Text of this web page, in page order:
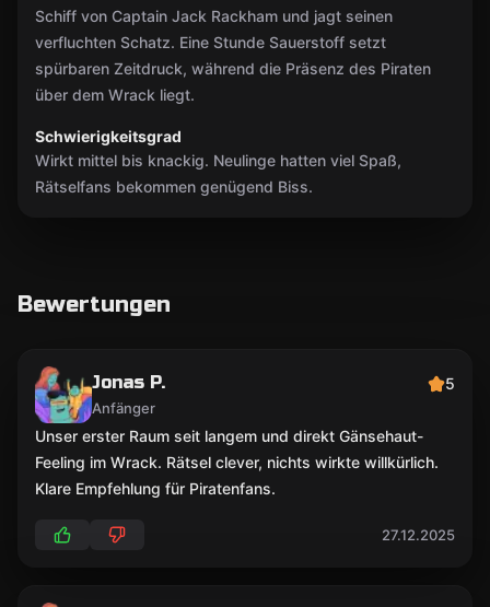
Schiff von Captain Jack Rackham und jagt seinen
verfluchten Schatz. Eine Stunde Sauerstoff setzt
spürbaren Zeitdruck, während die Präsenz des Piraten
über dem Wrack liegt.
Schwierigkeitsgrad
Wirkt mittel bis knackig. Neulinge hatten viel Spaß,
Rätselfans bekommen genügend Biss.
Bewertungen
Jonas P.
Anfänger
5
Unser erster Raum seit langem und direkt Gänsehaut-
Feeling im Wrack. Rätsel clever, nichts wirkte willkürlich.
Klare Empfehlung für Piratenfans.
27.12.2025